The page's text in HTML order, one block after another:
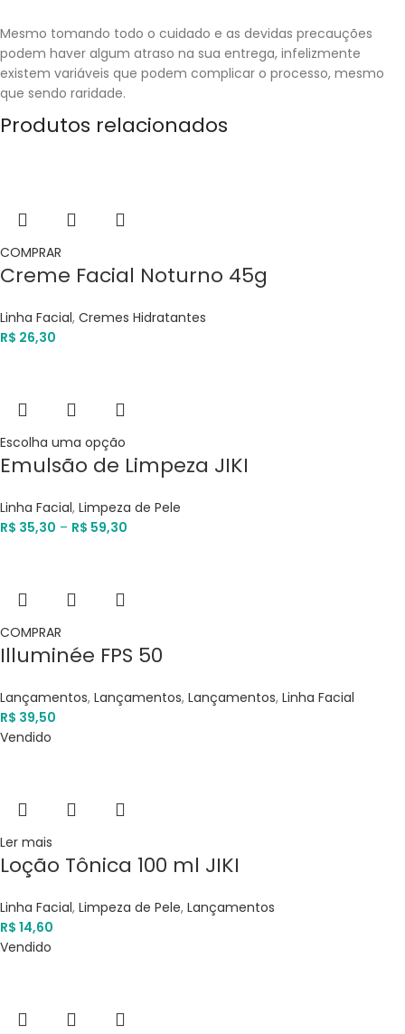
Mesmo tomando todo o cuidado e as devidas precauções
podem haver algum atraso na sua entrega, infelizmente
existem variáveis que podem complicar o processo, mesmo
que sendo raridade.
Produtos relacionados
COMPRAR
Creme Facial Noturno 45g
Linha Facial, Cremes Hidratantes
R$ 26,30
Escolha uma opção
Emulsão de Limpeza JIKI
Linha Facial, Limpeza de Pele
R$ 35,30 – R$ 59,30
COMPRAR
Illuminée FPS 50
Lançamentos, Lançamentos, Lançamentos, Linha Facial
R$ 39,50
Vendido
Ler mais
Loção Tônica 100 ml JIKI
Linha Facial, Limpeza de Pele, Lançamentos
R$ 14,60
Vendido